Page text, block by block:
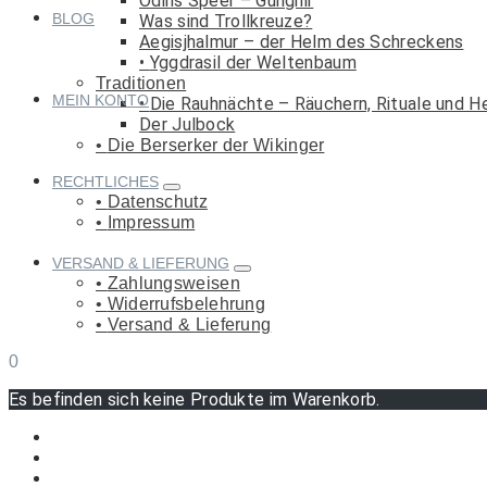
Was sind Trollkreuze?
Aegisjhalmur – der Helm des Schreckens
Yggdrasil der Weltenbaum
Traditionen
Die Rauhnächte – Räuchern, Rituale und
Der Julbock
Die Berserker der Wikinger
BLOG
MEIN KONTO
RECHTLICHES
Datenschutz
Impressum
VERSAND & LIEFERUNG
Zahlungsweisen
Widerrufsbelehrung
Versand & Lieferung
0
Es befinden sich keine Produkte im Warenkorb.